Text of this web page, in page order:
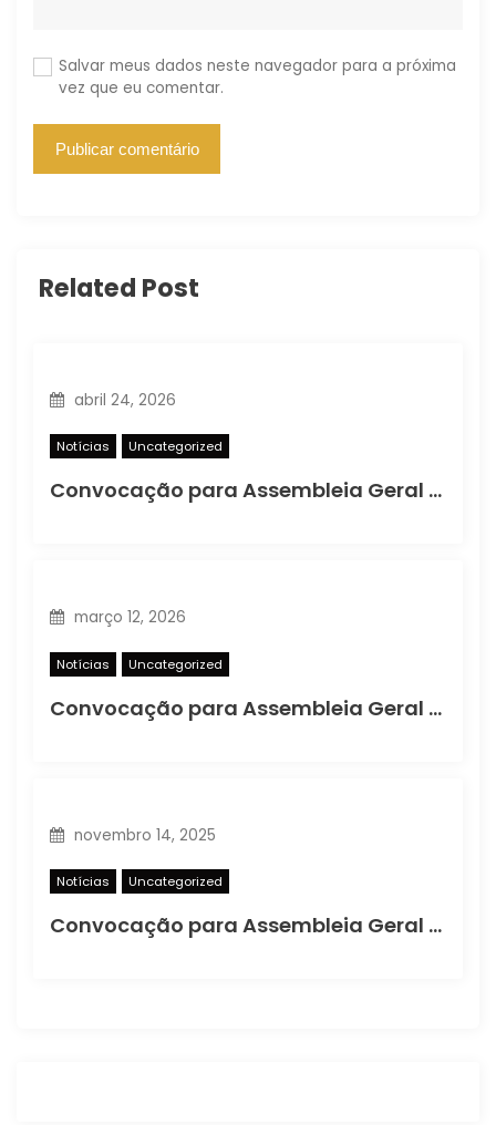
Salvar meus dados neste navegador para a próxima
vez que eu comentar.
Related Post
abril 24, 2026
Notícias Uncategorized
Convocação para Assembleia Geral Ordinária
março 12, 2026
Notícias Uncategorized
Convocação para Assembleia Geral Extraordinária
novembro 14, 2025
Notícias Uncategorized
Convocação para Assembleia Geral Extraordinária